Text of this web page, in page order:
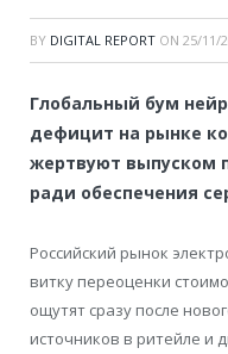
BY DIGITAL REPORT ON 25/11/
Глобальный бум
дефицит на рынке
жертвуют выпуском
ради обеспечения
Российский рынок
витку переоценки
ощутят сразу после
источников в ритейле и